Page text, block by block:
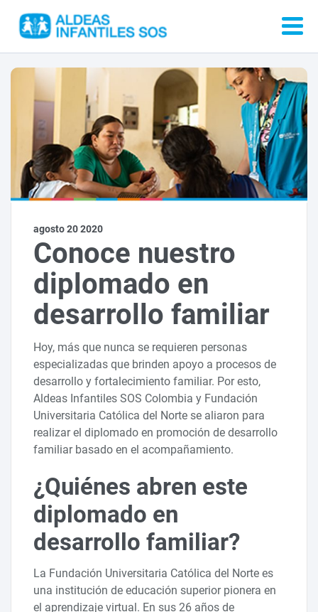
agosto 20 2020
Conoce nuestro
diplomado en
desarrollo familiar
Hoy, más que nunca se requieren personas
especializadas que brinden apoyo a procesos de
desarrollo y fortalecimiento familiar. Por esto,
Aldeas Infantiles SOS Colombia y Fundación
Universitaria Católica del Norte se aliaron para
realizar el diplomado en promoción de desarrollo
familiar basado en el acompañamiento.
¿Quiénes abren este
diplomado en
desarrollo familiar?
La Fundación Universitaria Católica del Norte es
una institución de educación superior pionera en
el aprendizaje virtual. En sus 26 años de